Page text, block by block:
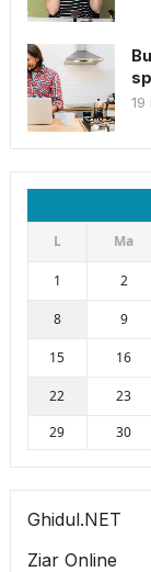
19
L Ma
1 2
8 9
15 16
22 23
29
30
Ghidul.NET
Ziar Online